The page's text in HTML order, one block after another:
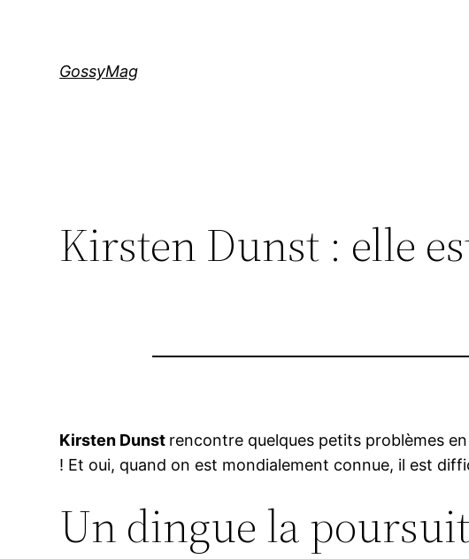
GossyMag
Kirsten Dunst : elle
Kirsten Dunst rencontre quelques petits problèmes
! Et oui, quand on est mondialement connue, il est
Un dingue la